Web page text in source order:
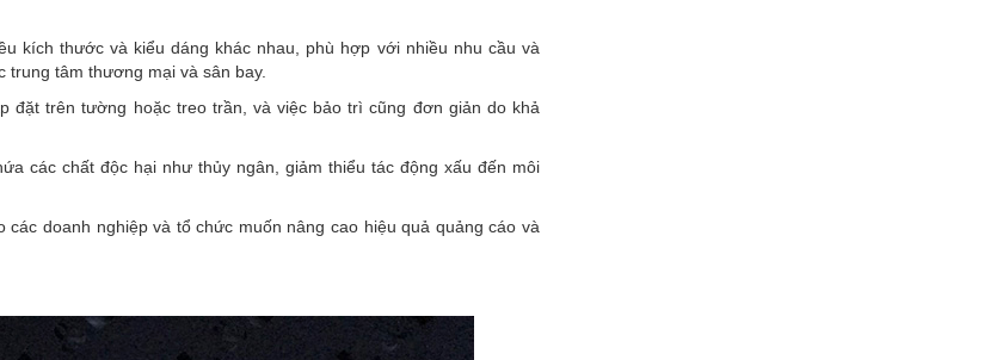
kích thước và kiểu dáng khác nhau, phù hợp với nhiều nhu cầu và
tâm thương mại và sân bay.
đặt trên tường hoặc treo trần, và việc bảo trì cũng đơn giản do khả
các chất độc hại như thủy ngân, giảm thiểu tác động xấu đến môi
doanh nghiệp và tổ chức muốn nâng cao hiệu quả quảng cáo và